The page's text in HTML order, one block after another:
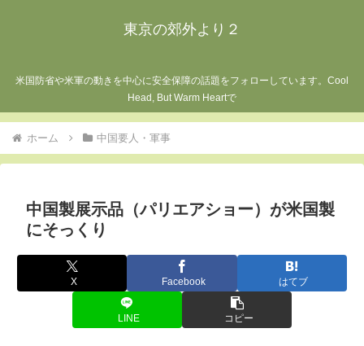
東京の郊外より２
米国防省や米軍の動きを中心に安全保障の話題をフォローしています。Cool
Head, But Warm Heartで
ホーム 中国要人・軍事
中国製展示品（パリエアショー）が米国製
にそっくり
X Facebook はてブ
LINE コピー